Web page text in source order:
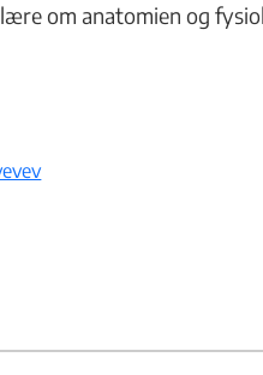
om anatomien og